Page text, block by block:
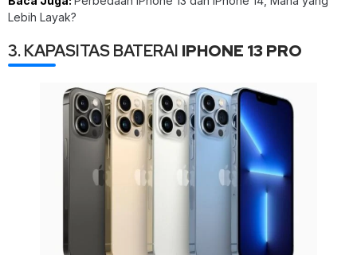
Lebih Layak?
3. KAPASITAS BATERAI IPHONE 13 PRO